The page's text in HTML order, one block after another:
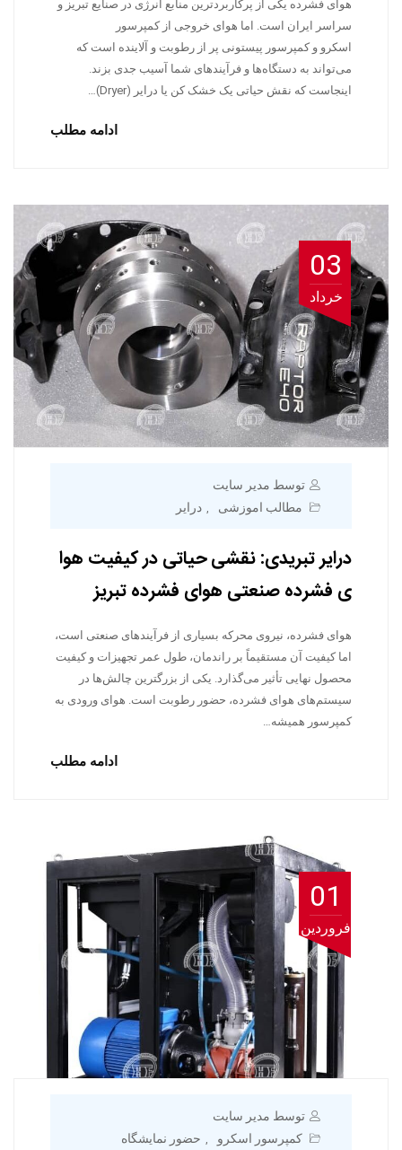
هوای فشرده یکی از پرکاربردترین منابع انرژی در صنایع تبریز و
سراسر ایران است. اما هوای خروجی از کمپرسور
اسکرو و کمپرسور پیستونی پر از رطوبت و آلاینده است که
می‌تواند به دستگاه‌ها و فرآیندهای شما آسیب جدی بزند.
اینجاست که نقش حیاتی یک خشک کن یا درایر (Dryer)…
ادامه مطلب
03
خرداد
توسط مدیر سایت
مطالب اموزشی
, درایر
درایر تبریدی: نقشی حیاتی در کیفیت هوا
ی فشرده صنعتی هوای فشرده تبریز
هوای فشرده، نیروی محرکه بسیاری از فرآیندهای صنعتی است،
اما کیفیت آن مستقیماً بر راندمان، طول عمر تجهیزات و کیفیت
محصول نهایی تأثیر می‌گذارد. یکی از بزرگترین چالش‌ها در
سیستم‌های هوای فشرده، حضور رطوبت است. هوای ورودی به
کمپرسور همیشه…
ادامه مطلب
01
فروردین
توسط مدیر سایت
کمپرسور اسکرو
, حضور نمایشگاه